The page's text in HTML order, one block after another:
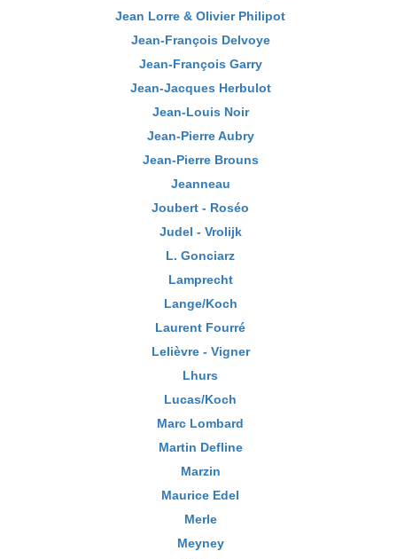
Jean Lorre & Olivier Philipot
Jean-François Delvoye
Jean-François Garry
Jean-Jacques Herbulot
Jean-Louis Noir
Jean-Pierre Aubry
Jean-Pierre Brouns
Jeanneau
Joubert - Roséo
Judel - Vrolijk
L. Gonciarz
Lamprecht
Lange/Koch
Laurent Fourré
Lelièvre - Vigner
Lhurs
Lucas/Koch
Marc Lombard
Martin Defline
Marzin
Maurice Edel
Merle
Meyney